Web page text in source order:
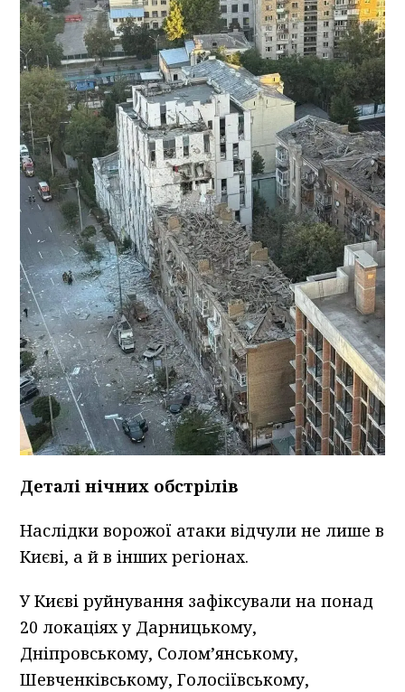
Деталі нічних обстрілів
Наслідки ворожої атаки відчули не лише в
Києві, а й в інших регіонах.
У Києві руйнування зафіксували на понад
20 локаціях у Дарницькому,
Дніпровському, Солом’янському,
Шевченківському, Голосіївському,